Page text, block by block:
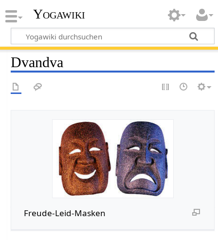
Yogawiki
Dvandva
Freude-Leid-Masken